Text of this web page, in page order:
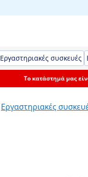
Εργαστηριακές συσκευές
Το κατάστημά μας
Εργαστηριακές